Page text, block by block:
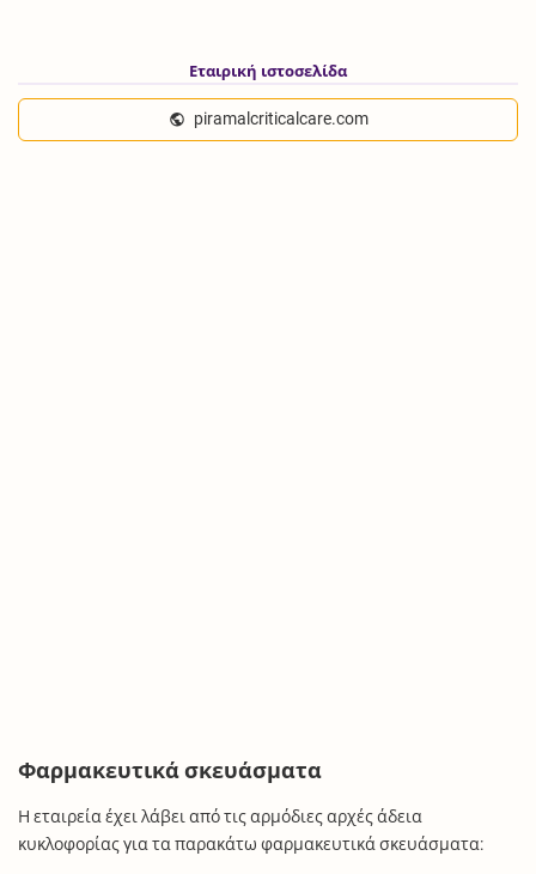
Εταιρική ιστοσελίδα
piramalcriticalcare.com
Φαρμακευτικά σκευάσματα
Η εταιρεία έχει λάβει από τις αρμόδιες αρχές άδεια
κυκλοφορίας για τα παρακάτω φαρμακευτικά σκευάσματα: